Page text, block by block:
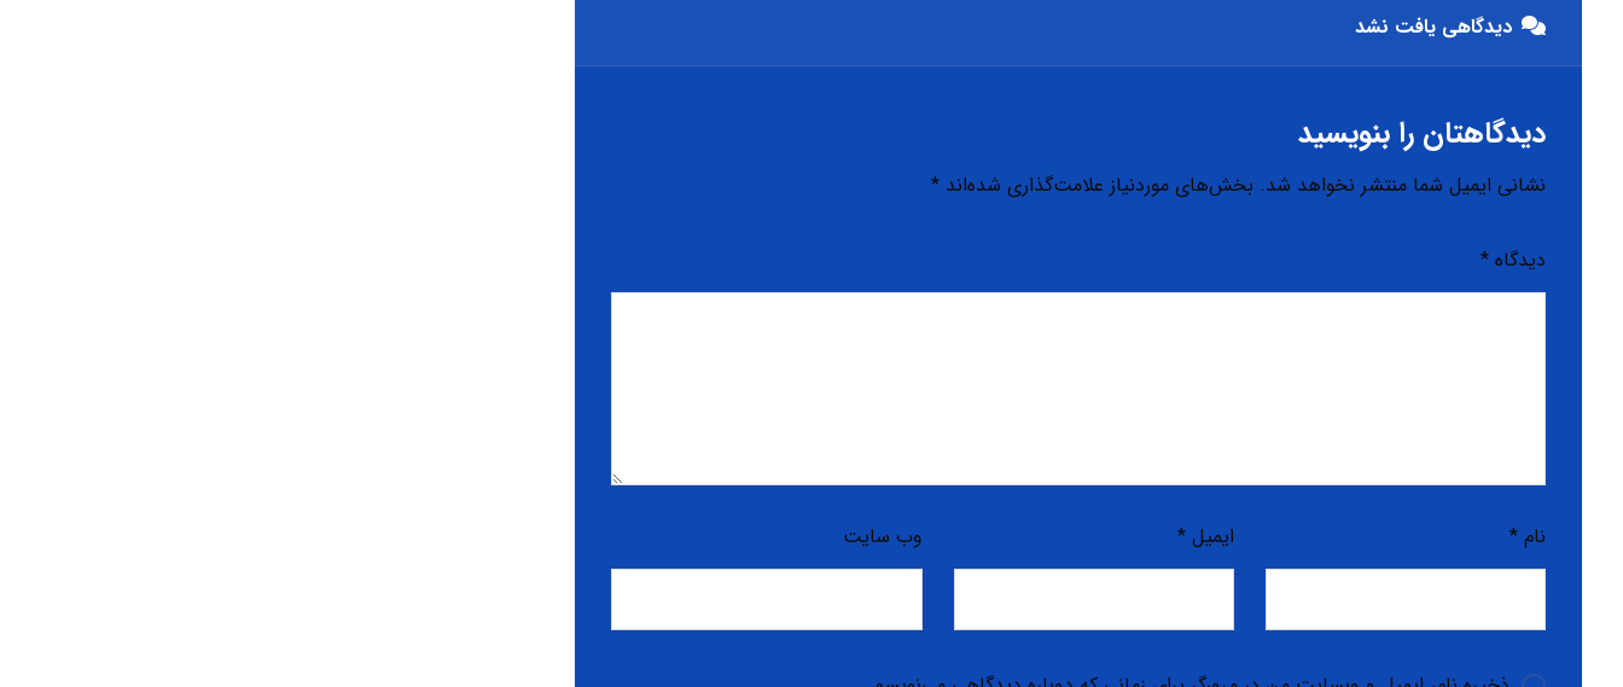
دیدگاهی یافت نشد
دیدگاهتان را بنویسید
نشانی ایمیل شما منتشر نخواهد شد. بخش‌های موردنیاز علامت‌گذاری شده‌اند *
دیدگاه *
نام * ایمیل * وب‌ سایت